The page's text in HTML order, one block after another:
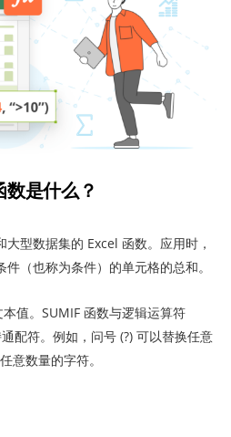
是什么？
大型数据集的 Excel 函数。应用时，
（也称为条件）的单元格的总和。
值。SUMIF 函数与逻辑运算符
配符。例如，问号 (?) 可以替换任意
意数量的字符。